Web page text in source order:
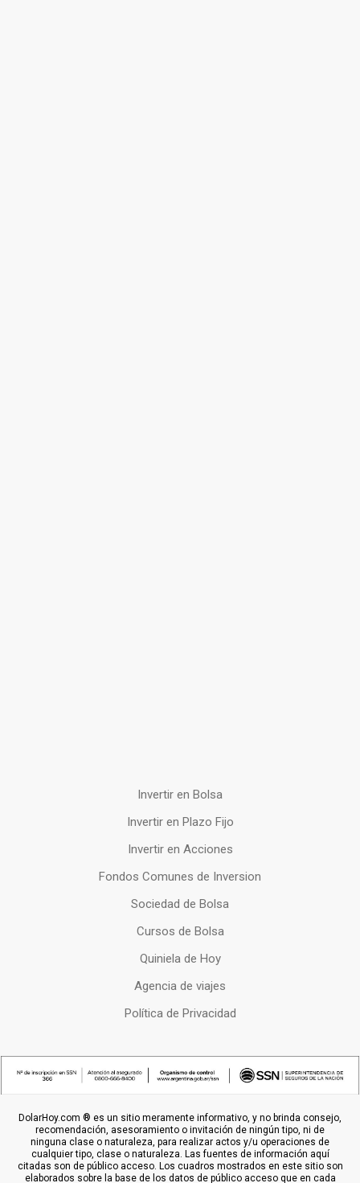
Invertir en Bolsa
Invertir en Plazo Fijo
Invertir en Acciones
Fondos Comunes de Inversion
Sociedad de Bolsa
Cursos de Bolsa
Quiniela de Hoy
Agencia de viajes
Política de Privacidad
DolarHoy.com ® es un sitio meramente informativo, y no brinda consejo,
recomendación, asesoramiento o invitación de ningún tipo, ni de
ninguna clase o naturaleza, para realizar actos y/u operaciones de
cualquier tipo, clase o naturaleza. Las fuentes de información aquí
citadas son de público acceso. Los cuadros mostrados en este sitio son
elaborados sobre la base de los datos de público acceso que en cada